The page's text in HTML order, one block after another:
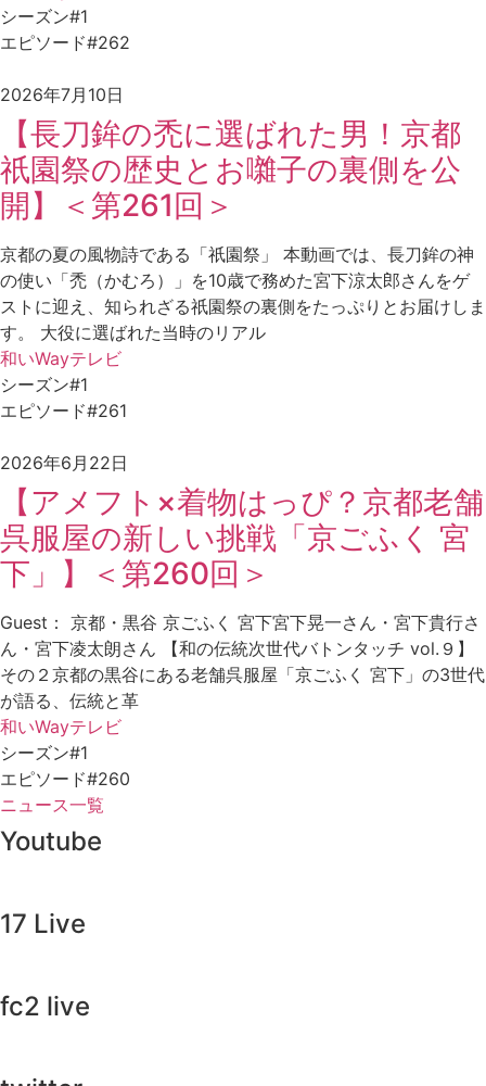
シーズン#1
エピソード#262
2026年7月10日
【長刀鉾の禿に選ばれた男！京都
祇園祭の歴史とお囃子の裏側を公
開】＜第261回＞
京都の夏の風物詩である「祇園祭」 本動画では、長刀鉾の神
の使い「禿（かむろ）」を10歳で務めた宮下涼太郎さんをゲ
ストに迎え、知られざる祇園祭の裏側をたっぷりとお届けしま
す。 大役に選ばれた当時のリアル
和いWayテレビ
シーズン#1
エピソード#261
2026年6月22日
【アメフト×着物はっぴ？京都老舗
呉服屋の新しい挑戦「京ごふく 宮
下」】＜第260回＞
Guest： 京都・黒谷 京ごふく 宮下宮下晃一さん・宮下貴行さ
ん・宮下凌太朗さん 【和の伝統次世代バトンタッチ vol.９】
その２京都の黒谷にある老舗呉服屋「京ごふく 宮下」の3世代
が語る、伝統と革
和いWayテレビ
シーズン#1
エピソード#260
ニュース一覧
Youtube
17 Live
fc2 live